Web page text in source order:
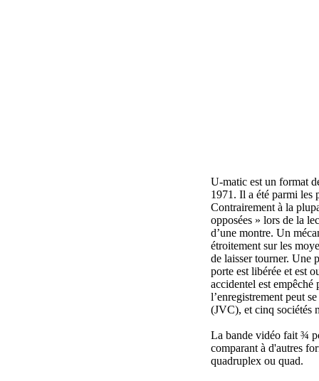
U-matic est un format
1971. Il a été parmi les
Contrairement à la
opposées » lors de la
d’une montre. Un
étroitement sur les
de laisser tourner. Une
porte est libérée et est
accidentel est
l’enregistrement peut
(JVC), et cinq sociétés
La bande vidéo fait ¾
comparant à d'autres
quadruplex ou quad.